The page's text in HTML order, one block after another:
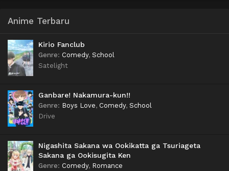
Anime Terbaru
Kirio Fanclub
Genre: Comedy, School
Satelight
Ganbare! Nakamura-kun!!
Genre: Boys Love, Comedy, School
Drive
Nigashita Sakana wa Ookikatta ga Tsuriageta
Sakana ga Ookisugita Ken
Genre: Comedy, Romance